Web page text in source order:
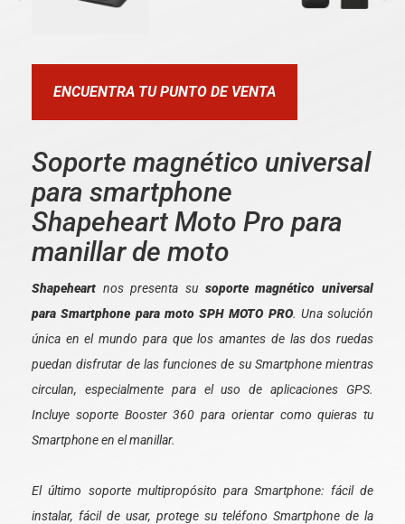
ENCUENTRA TU PUNTO DE VENTA
Soporte magnético universal
para smartphone
Shapeheart Moto Pro para
manillar de moto
Shapeheart nos presenta su soporte magnético universal
para Smartphone para moto SPH MOTO PRO. Una solución
única en el mundo para que los amantes de las dos ruedas
puedan disfrutar de las funciones de su Smartphone mientras
circulan, especialmente para el uso de aplicaciones GPS.
Incluye soporte Booster 360 para orientar como quieras tu
Smartphone en el manillar.
El último soporte multipropósito para Smartphone: fácil de
instalar, fácil de usar, protege su teléfono Smartphone de la